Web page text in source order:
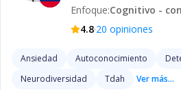
Enfoque:Cognitivo -
4.8·20 opiniones
Ansiedad Autoconocimiento
Neurodiversidad
Tdah Ver más...